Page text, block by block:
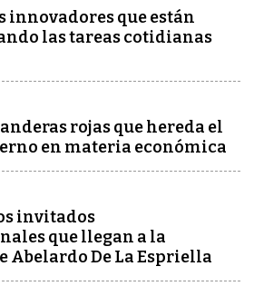
innovadores que están
las tareas cotidianas
rojas que hereda el
en materia económica
invitados
que llegan a la
Abelardo De La Espriella